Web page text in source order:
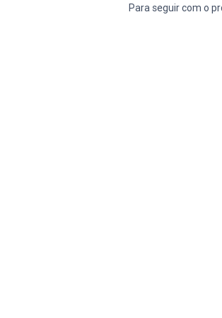
Para seguir com o